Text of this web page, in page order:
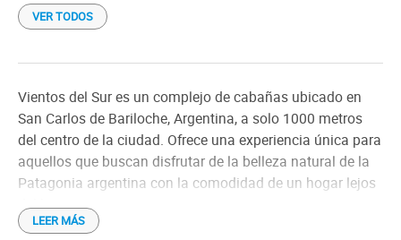
Microondas
Ropa blanca
Wi-Fi gratis
Sistema de seguridad en las cabañas
Emergencias médicas
VER TODOS
Vientos del Sur es un complejo de cabañas ubicado en
San Carlos de Bariloche, Argentina, a solo 1000 metros
del centro de la ciudad. Ofrece una experiencia única para
aquellos que buscan disfrutar de la belleza natural de la
Patagonia argentina con la comodidad de un hogar lejos
del hogar.
LEER MÁS